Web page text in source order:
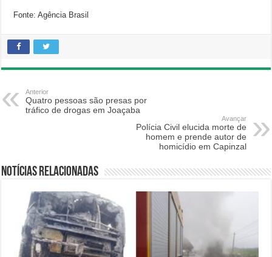
Fonte: Agência Brasil
Anterior
Quatro pessoas são presas por
tráfico de drogas em Joaçaba
Avançar
Polícia Civil elucida morte de
homem e prende autor de
homicídio em Capinzal
Notícias relacionadas